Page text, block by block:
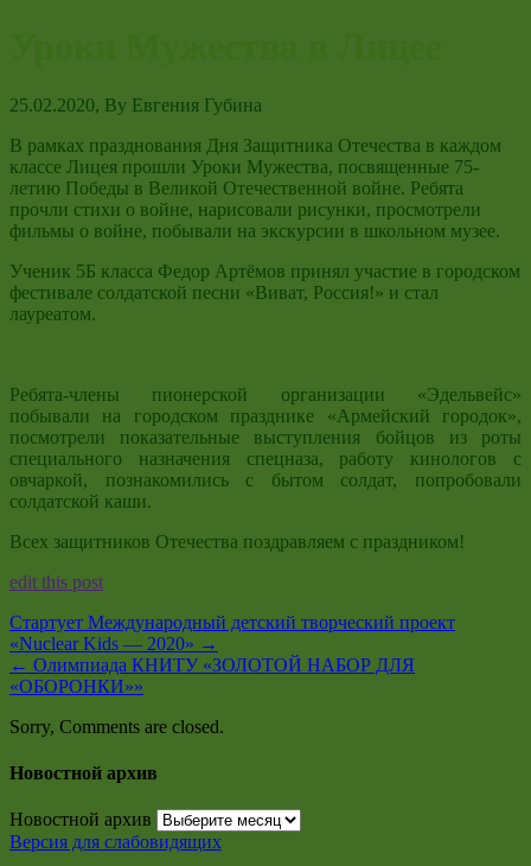
25.02.2020, By Евгения Губина
В рамках празднования Дня Защитника Отечества в каждом
классе Лицея прошли Уроки Мужества, посвященные 75-
летию Победы в Великой Отечественной войне. Ребята
прочли стихи о войне, нарисовали рисунки, просмотрели
фильмы о войне, побывали на экскурсии в школьном музее.
Ученик 5Б класса Федор Артёмов принял участие в городском
фестивале солдатской песни «Виват, Россия!» и стал
лауреатом.
Ребята-члены пионерской организации «Эдельвейс»
побывали на городском празднике «Армейский городок»,
посмотрели показательные выступления бойцов из роты
специального назначения спецназа, работу кинологов с
овчаркой, познакомились с бытом солдат, попробовали
солдатской каши.
Всех защитников Отечества поздравляем с праздником!
edit this post
Стартует Международный детский творческий проект
«Nuclear Kids — 2020» →
← Олимпиада КНИТУ «ЗОЛОТОЙ НАБОР ДЛЯ
«ОБОРОНКИ»»
Sorry, Comments are closed.
Новостной архив
Новостной архив
Версия для слабовидящих